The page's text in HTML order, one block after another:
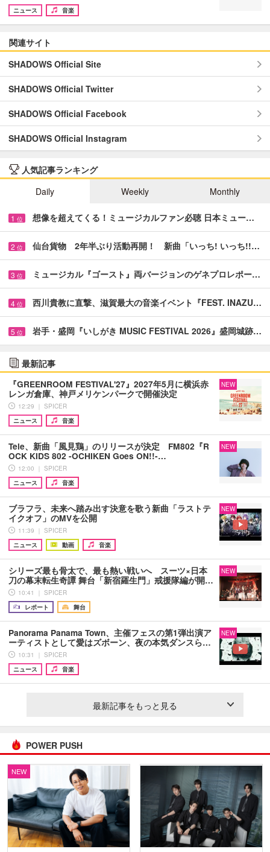
ニュース
音楽
関連サイト
SHADOWS Official Site
SHADOWS Official Twitter
SHADOWS Official Facebook
SHADOWS Official Instagram
人気記事ランキング
Daily
Weekly Monthly
1 位 想像を超えてくる！ミュージカルファン必聴 日本ミュー…
2 位 仙台貨物 2年半ぶり活動再開！ 新曲「いっち! いっち!!…
3 位 ミュージカル『ゴースト』両バージョンのゲネプロレポー…
4 位 西川貴教に直撃、滋賀最大の音楽イベント『FEST. INAZU…
5 位 岩手・盛岡『いしがき MUSIC FESTIVAL 2026』盛岡城跡…
最新記事
『GREENROOM FESTIVAL'27』2027年5月に横浜赤
レンガ倉庫、神戸メリケンパークで開催決定
12:29 ｜ SPICER
ニュース
音楽
NEW
Tele、新曲「風見鶏」のリリースが決定 FM802『R
OCK KIDS 802 -OCHIKEN Goes ON!!-…
12:00 ｜ SPICER
ニュース
音楽
NEW
ブラフラ、未来へ踏み出す決意を歌う新曲「ラストテ
イクオフ」のMVを公開
11:39 ｜ SPICER
ニュース
動画 音楽
NEW
シリーズ最も骨太で、最も熱い戦いへ スーツ×日本
刀の幕末転生奇譚 舞台「新宿羅生門」戒援隊編が開…
10:41 ｜ SPICER
レポート
舞台
NEW
Panorama Panama Town、主催フェスの第1弾出演ア
ーティストとして愛はズボーン、夜の本気ダンスら…
10:31 ｜ SPICER
ニュース
音楽
NEW
最新記事をもっと見る
POWER PUSH
NEW